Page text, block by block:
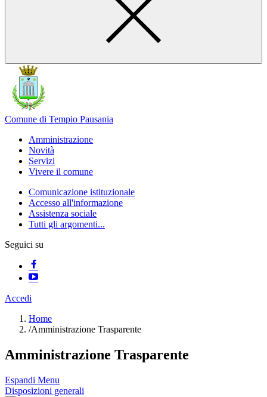
Comune di Tempio Pausania
Amministrazione
Novità
Servizi
Vivere il comune
Comunicazione istituzionale
Accesso all'informazione
Assistenza sociale
Tutti gli argomenti...
Seguici su
Accedi
Home
/Amministrazione Trasparente
Amministrazione Trasparente
Espandi Menu
Disposizioni generali